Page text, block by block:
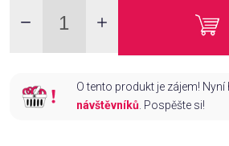
O tento produkt je zájem!
návštěvníků. Pospěšte si!